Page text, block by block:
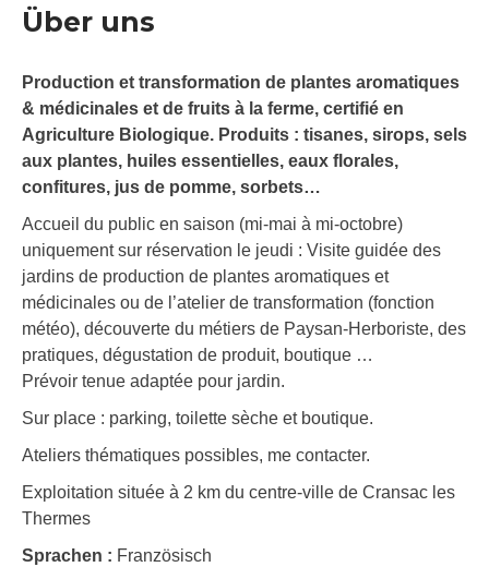
Über uns
Production et transformation de plantes aromatiques
& médicinales et de fruits à la ferme, certifié en
Agriculture Biologique. Produits : tisanes, sirops, sels
aux plantes, huiles essentielles, eaux florales,
confitures, jus de pomme, sorbets…
Accueil du public en saison (mi-mai à mi-octobre)
uniquement sur réservation le jeudi : Visite guidée des
jardins de production de plantes aromatiques et
médicinales ou de l’atelier de transformation (fonction
météo), découverte du métiers de Paysan-Herboriste, des
pratiques, dégustation de produit, boutique …
Prévoir tenue adaptée pour jardin.
Sur place : parking, toilette sèche et boutique.
Ateliers thématiques possibles, me contacter.
Exploitation située à 2 km du centre-ville de Cransac les
Thermes
Sprachen : Französisch